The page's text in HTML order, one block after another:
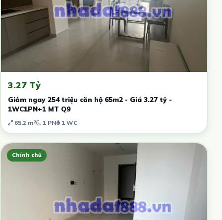
3.27 Tỷ
Giảm ngay 254 triệu căn hộ 65m2 - Giá 3.27 tỷ -
1WC1PN+1 MT Q9
65.2 m² 1 PN 1 WC
Chính chủ